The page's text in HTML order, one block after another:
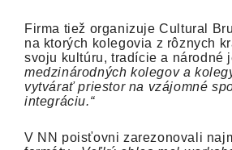
Firma tiež organizuje Cultural
na ktorých kolegovia z rôznych
svoju kultúru, tradície a národné
medzinárodných kolegov a
vytvárať priestor na vzájomné
integráciu.“
V NN poisťovni zarezonovali